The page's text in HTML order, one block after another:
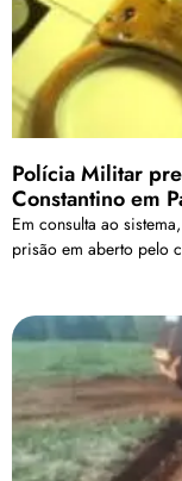
Polícia Militar
Constantino em
Em consulta ao
prisão em aberto pelo